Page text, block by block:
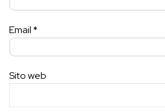
Email*
Sito web